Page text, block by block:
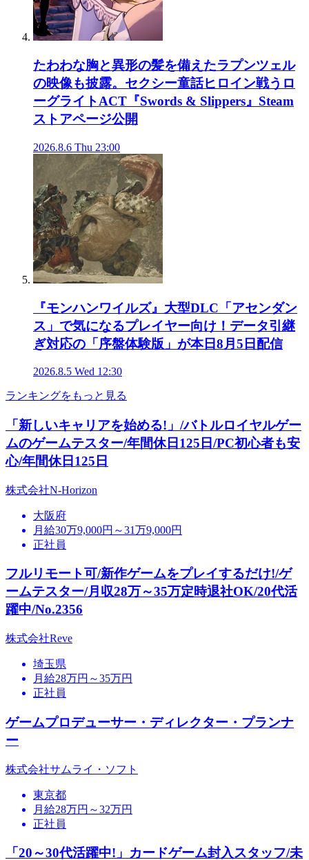
たわわな胸と異形の髪を備えたラプンツェル
の映像も披露。セクシー童話ヒロイン戦うロ
ーグライトACT『Swords & Slippers』Steam
ストアページ公開
2026.8.6 Thu 23:00
『モンハンワイルズ』大型DLC「アセンダン
ス」で気になるプレイヤー向け！データ引継
ぎ対応の「序盤体験版」が本日8月5日配信
2026.8.5 Wed 12:30
ランキングをもっと見る
「新しいキャリアを始める!」/バトルロイヤルゲー
ムのゲームテスター/年間休日125日/PC初心者も安
心/年間休日125日
株式会社N-Horizon
大阪府
月給30万9,000円～31万9,000円
正社員
フルリモート可/新作ゲームをプレイするだけ!/ゲ
ームテスター/月収28万～35万定時退社OK/20代活
躍中/No.2356
株式会社Reve
埼玉県
月給28万円～35万円
正社員
ゲームプロデューサー・ディレクター・プランナ
ー
株式会社サムライ・ソフト
東京都
月給28万円～32万円
正社員
「20～30代活躍中!」カードゲーム封入スタッフ/未